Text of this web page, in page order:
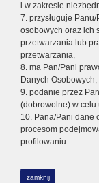
i w zakresie
7. przysługuje
osobowych oraz ich
przetwarzania lub
przetwarzania,
8. ma Pan/Pani
Danych Osobowych,
9. podanie przez
(dobrowolne) w celu
10. Pana/Pani dane
procesom
profilowaniu.
zamknij